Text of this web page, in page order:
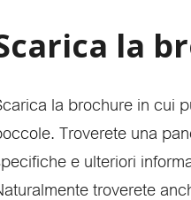
la
la brochure in cui
Troverete una
e ulteriori
troverete